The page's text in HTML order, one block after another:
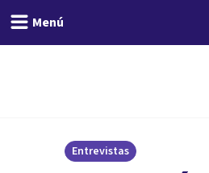
Menú
Entrevistas